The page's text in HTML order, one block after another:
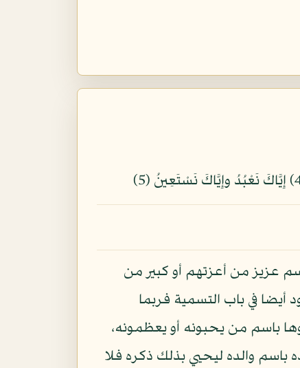
عزيز من أعزتهم أو كبير من
في باب التسمية فربما
باسم من يحبونه أو يعظمونه،
باسم والده ليحيي بذلك ذكره فلا